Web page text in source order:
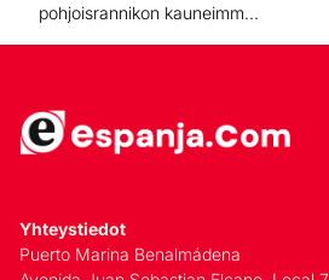
pohjoisrannikon kauneimm...
Yhteystiedot
Puerto Marina Benalmádena